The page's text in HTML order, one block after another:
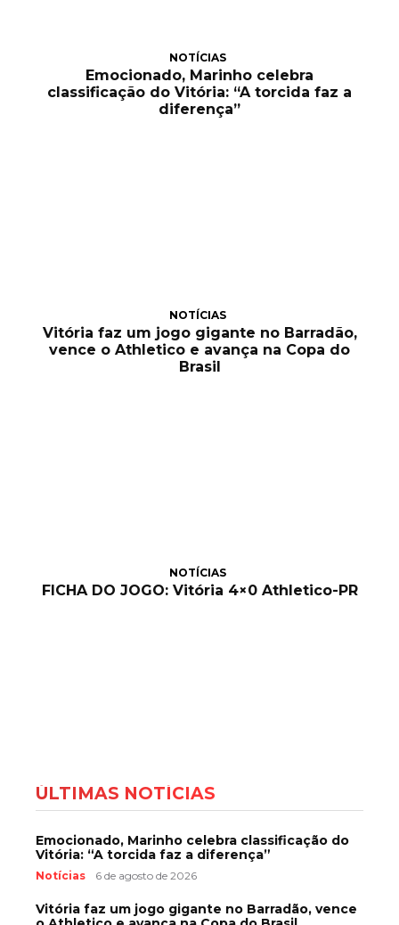
NOTÍCIAS
Emocionado, Marinho celebra
classificação do Vitória: “A torcida faz a
diferença”
NOTÍCIAS
Vitória faz um jogo gigante no Barradão,
vence o Athletico e avança na Copa do
Brasil
NOTÍCIAS
FICHA DO JOGO: Vitória 4×0 Athletico-PR
ÚLTIMAS NOTÍCIAS
Emocionado, Marinho celebra classificação do
Vitória: “A torcida faz a diferença”
Notícias 6 de agosto de 2026
Vitória faz um jogo gigante no Barradão, vence